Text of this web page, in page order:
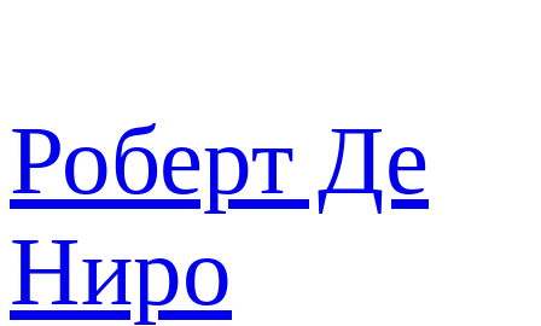
Роберт Де
Ниро